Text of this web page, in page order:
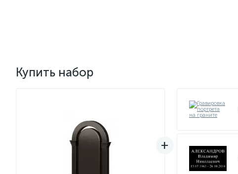
Купить набор